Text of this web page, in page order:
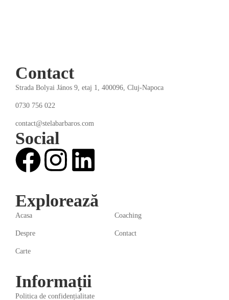
Contact
Strada Bolyai János 9, etaj 1, 400096, Cluj-Napoca
0730 756 022
contact@stelabarbaros.com
Social
Explorează
Acasa Coaching
Despre Contact
Carte
Informații
Politica de confidențialitate